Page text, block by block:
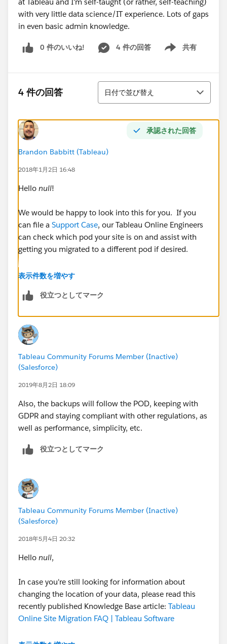
with very little data science/IT experience. Lots of gaps
in even basic admin knowledge.
0 件のいいね! 4 件の回答 共有
Show menu
4 件の回答
並び替え
日付で並び替え
承認された回答
Brandon Babbitt (Tableau)
2018年1月2日 16:48
Hello null!
We would be happy to look into this for you. If you
can file a Support Case, our Tableau Online Engineers
can check which pod your site is on and assist with
getting you migrated to a different pod if desired.
Cheers!
表示件数を増やす
役立つとしてマーク
Tableau Community Forums Member (Inactive)
(Salesforce)
2019年8月2日 18:09
Also, the backups will follow the POD, keeping with
GDPR and staying compliant with other regulations, as
well as performance, simplicity, etc.
役立つとしてマーク
Tableau Community Forums Member (Inactive)
(Salesforce)
2018年5月4日 20:32
Hello null,
In case you're still looking for information about
changing the location of your data, please read this
recently published Knowledge Base article: Tableau
Online Site Migration FAQ | Tableau Software